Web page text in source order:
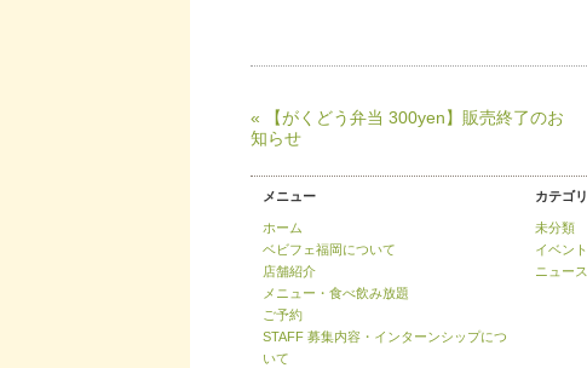
« 【がくどう弁当 300yen】販売終了のお
知らせ
メニュー
ホーム
ベビフェ福岡について
店舗紹介
メニュー・食べ飲み放題
ご予約
STAFF 募集内容・インターンシップにつ
いて
カテゴリ
未分類
イベント
ニュース